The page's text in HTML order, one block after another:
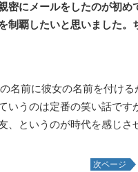
親密にメールをしたのが初
制覇したいと思いました。
名前に彼女の名前を付け
いうのは定番の笑い話です
、というのが時代を感じさ
次ページ